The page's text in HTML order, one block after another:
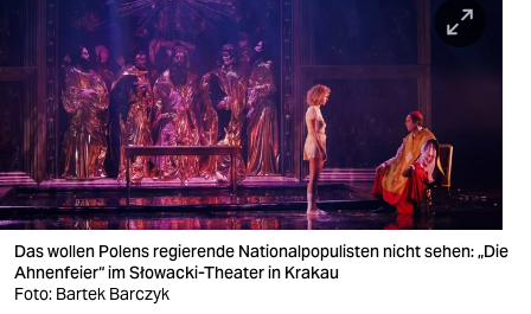
sport
berlin
nord
wahrheit
verlag
verlag
Das wollen Polens regierende Nationalpopulisten nicht sehen: „Die
Ahnenfeier“ im Słowacki-Theater in Krakau
Foto: Bartek Barczyk